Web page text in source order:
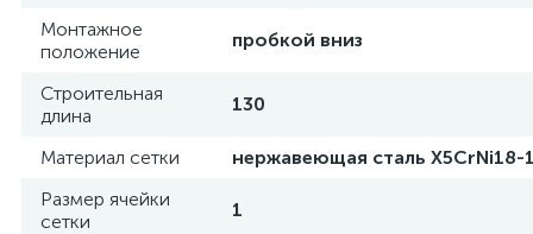
Монтажное
положение
пробкой вниз
Cтроительная
длина
130
Материал сетки
нержавеющая сталь X5CrNi18-
Размер ячейки
сетки
1